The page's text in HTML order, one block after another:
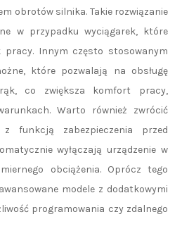
obrotów silnika. Takie rozwiązanie
w przypadku wyciągarek, które
pracy. Innym często stosowanym
które pozwalają na obsługę
co zwiększa komfort pracy,
Warto również zwrócić
funkcją zabezpieczenia przed
wyłączają urządzenie w
obciążenia. Oprócz tego
modele z dodatkowymi
programowania czy zdalnego